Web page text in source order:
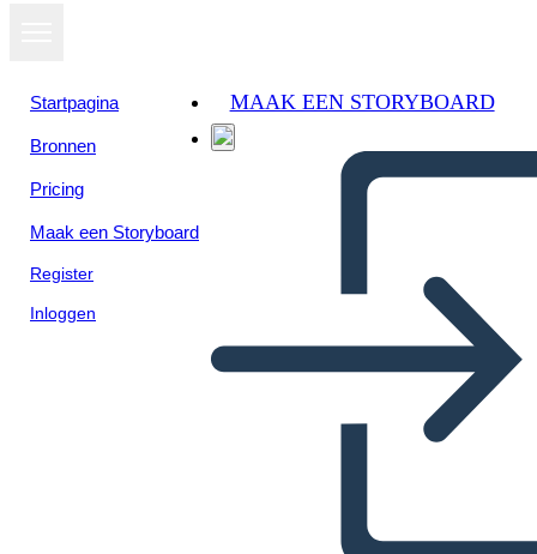
Startpagina
Bronnen
Pricing
Maak een Storyboard
Register
Inloggen
MAAK EEN STORYBOARD
Vietnam